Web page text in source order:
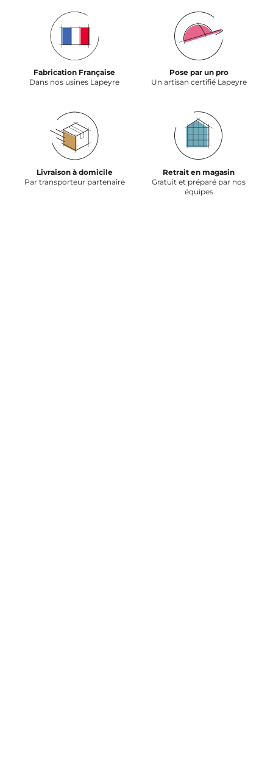
Fabrication Française
Dans nos usines Lapeyre
Pose par un pro
Un artisan certifié Lapeyre
Livraison à domicile
Par transporteur partenaire
Retrait en magasin
Gratuit et préparé par nos
équipes